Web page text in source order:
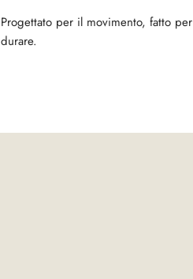
Progettato per il movimento, fatto per
durare.